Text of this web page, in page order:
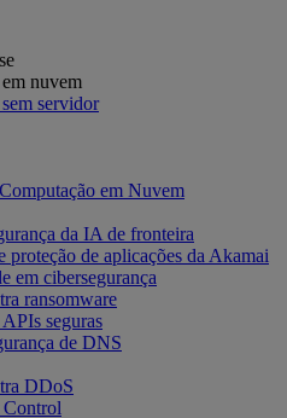
nuvem
servidor
em Nuvem
da IA de fronteira
proteção de aplicações da Akamai
em cibersegurança
ransomware
seguras
de DNS
DDoS